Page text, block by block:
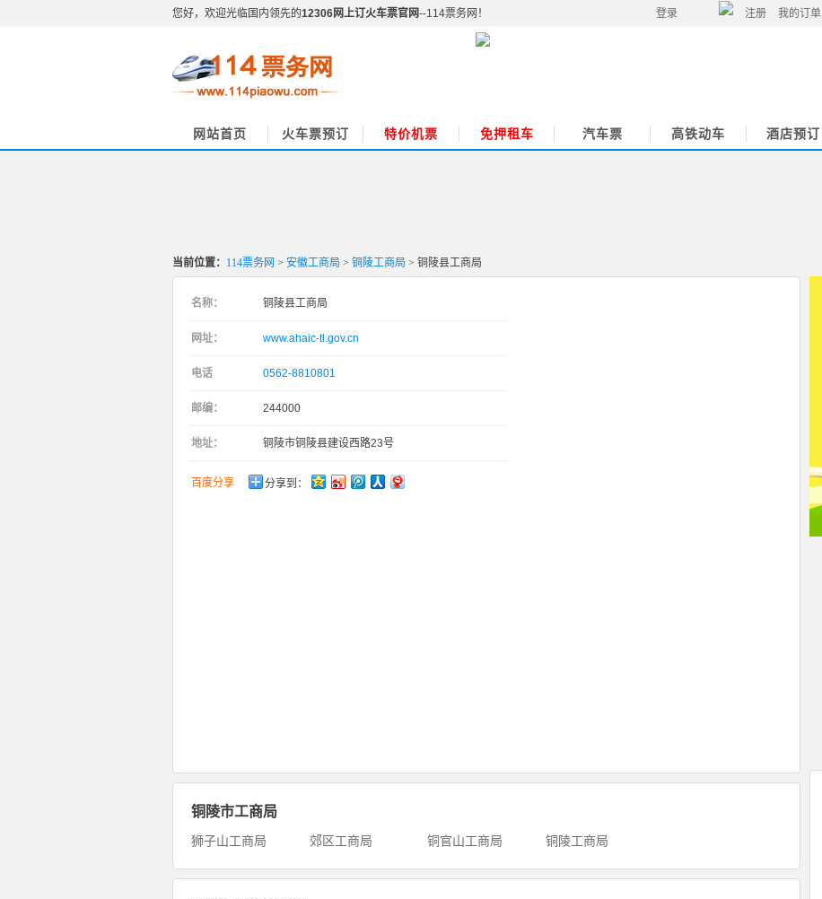
登录 注册 我的订单
您好，欢迎光临国内领先的12306网上订火车票官网--114票务网！
网站首页 火车票预订 特价机票 免押租车 汽车票 高铁动车 酒店预订
当前位置： 114票务网 > 安徽工商局 > 铜陵工商局 > 铜陵县工商局
名称： 铜陵县工商局
网址： www.ahaic-tl.gov.cn
电话 0562-8810801
邮编： 244000
地址： 铜陵市铜陵县建设西路23号
百度分享 分享到：
铜陵市工商局
狮子山工商局 郊区工商局 铜官山工商局 铜陵工商局